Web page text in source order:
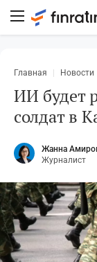
Главная Новости
ИИ будет
солдат в
Жанна
Журналист